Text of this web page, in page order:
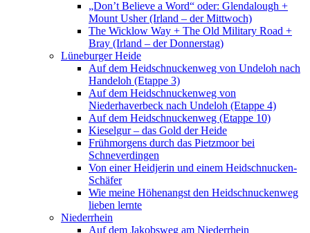
„Don’t Believe a Word“ oder: Glendalough +
Mount Usher (Irland – der Mittwoch)
The Wicklow Way + The Old Military Road +
Bray (Irland – der Donnerstag)
Lüneburger Heide
Auf dem Heidschnuckenweg von Undeloh nach
Handeloh (Etappe 3)
Auf dem Heidschnuckenweg von
Niederhaverbeck nach Undeloh (Etappe 4)
Auf dem Heidschnuckenweg (Etappe 10)
Kieselgur – das Gold der Heide
Frühmorgens durch das Pietzmoor bei
Schneverdingen
Von einer Heidjerin und einem Heidschnucken-
Schäfer
Wie meine Höhenangst den Heidschnuckenweg
lieben lernte
Niederrhein
Auf dem Jakobsweg am Niederrhein